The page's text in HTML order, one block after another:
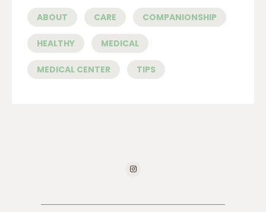
ABOUT CARE COMPANIONSHIP
HEALTHY MEDICAL
MEDICAL CENTER TIPS